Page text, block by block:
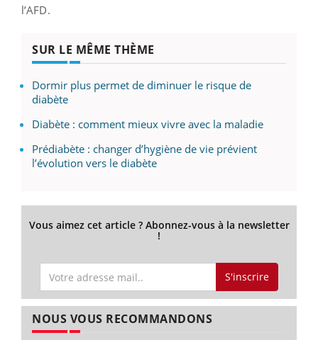
l’AFD.
SUR LE MÊME THÈME
Dormir plus permet de diminuer le risque de
diabète
Diabète : comment mieux vivre avec la maladie
Prédiabète : changer d’hygiène de vie prévient
l’évolution vers le diabète
Vous aimez cet article ? Abonnez-vous à la newsletter
!
S'inscrire
NOUS VOUS RECOMMANDONS